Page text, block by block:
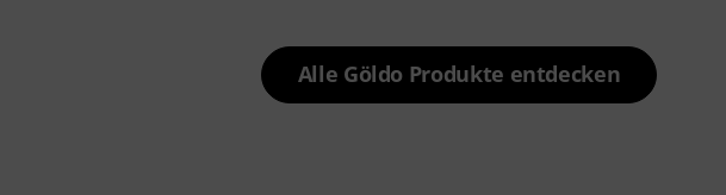
Alle Göldo Produkte entdecken